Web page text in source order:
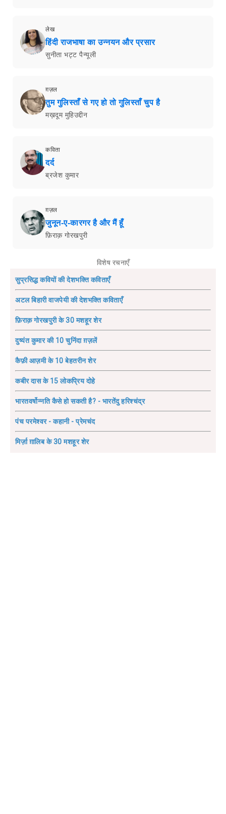
लेख
हिंदी राजभाषा का उन्नयन और प्रसार
सुनीता भट्ट पैन्यूली
ग़ज़ल
तुम गुलिस्ताँ से गए हो तो गुलिस्ताँ चुप है
मख़दूम मुहिउद्दीन
कविता
दर्द
ब्रजेश कुमार
ग़ज़ल
जुनून-ए-कारगर है और मैं हूँ
फ़िराक़ गोरखपुरी
विशेष रचनाएँ
सुप्रसिद्ध कवियों की देशभक्ति कविताएँ
अटल बिहारी वाजपेयी की देशभक्ति कविताएँ
फ़िराक़ गोरखपुरी के 30 मशहूर शेर
दुष्यंत कुमार की 10 चुनिंदा ग़ज़लें
कैफ़ी आज़मी के 10 बेहतरीन शेर
कबीर दास के 15 लोकप्रिय दोहे
भारतवर्षोन्नति कैसे हो सकती है? - भारतेंदु हरिश्चंद्र
पंच परमेश्वर - कहानी - प्रेमचंद
मिर्ज़ा ग़ालिब के 30 मशहूर शेर